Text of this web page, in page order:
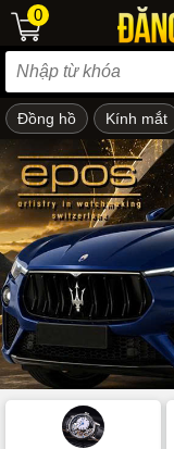
em
0
Đồng hồ Kính mắt